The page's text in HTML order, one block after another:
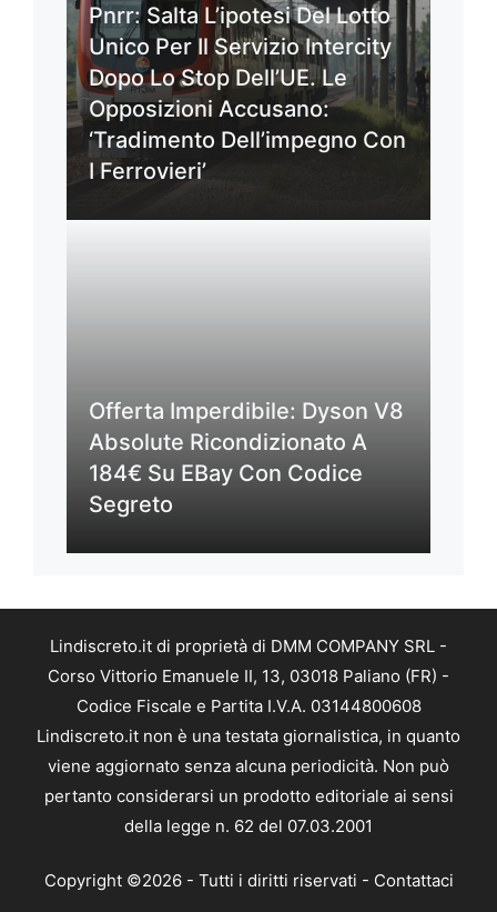
Pnrr: Salta L’ipotesi Del Lotto
Unico Per Il Servizio Intercity
Dopo Lo Stop Dell’UE. Le
Opposizioni Accusano:
‘Tradimento Dell’impegno Con
I Ferrovieri’
Offerta Imperdibile: Dyson V8
Absolute Ricondizionato A
184€ Su EBay Con Codice
Segreto
Lindiscreto.it di proprietà di DMM COMPANY SRL -
Corso Vittorio Emanuele II, 13, 03018 Paliano (FR) -
Codice Fiscale e Partita I.V.A. 03144800608
Lindiscreto.it non è una testata giornalistica, in quanto
viene aggiornato senza alcuna periodicità. Non può
pertanto considerarsi un prodotto editoriale ai sensi
della legge n. 62 del 07.03.2001
Copyright ©2026 - Tutti i diritti riservati - Contattaci